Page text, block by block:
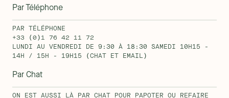
Par Téléphone
PAR TÉLÉPHONE
+33 (0)1 76 42 11 72
LUNDI AU VENDREDI DE 9:30 À 18:30 SAMEDI 10H15 -
14H / 15H - 19H15 (CHAT ET EMAIL)
Par Chat
ON EST AUSSI LÀ PAR CHAT POUR PAPOTER OU REFAIRE